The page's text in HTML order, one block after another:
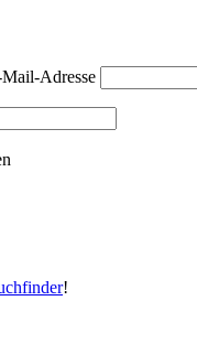
Adresse
!